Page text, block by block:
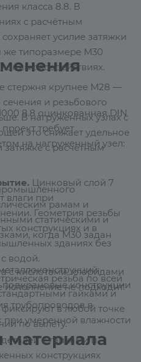
класса 8.8. В
с расчётным
усилие затяжки
же типоразмере М30
воздействиях.
стержня крупнее М28 —
и резьбового
В нагруженных узлах с
это снижает удельное
затяжке с расчётным
Цинковый слой 7
влаги при
Геометрия резьбы
конструкциях и в
зданиях без
водой.
резьба по всей
гайками и
в любой точке
по вылету.
8.8 оцинкованная DIN
требует
на нагруженный узел:
рамам и
статическими и
когда М30 задан
конструкции
трубопроводов в
при умеренной влажности
с гайками и
конструкциях
с кислотами, хлоридами
не подходит.
материала